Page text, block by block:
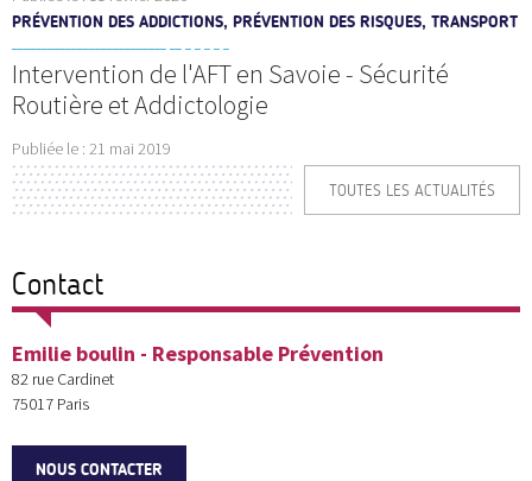
PRÉVENTION DES ADDICTIONS, PRÉVENTION DES RISQUES, TRANSPORT
Intervention de l'AFT en Savoie - Sécurité
Routière et Addictologie
Publiée le : 21 mai 2019
TOUTES LES ACTUALITÉS
Contact
Emilie boulin - Responsable Prévention
82 rue Cardinet
75017 Paris
NOUS CONTACTER